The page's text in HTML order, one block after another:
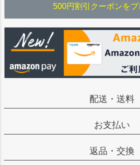
500円割引クーポンをプ
配送・送料
お支払い
返品・交換